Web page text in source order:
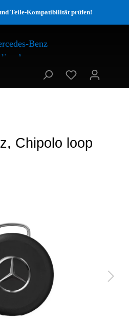
Teile-Kompatibilität prüfen!
Chipolo loop